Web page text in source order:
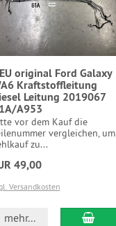
original Ford Galaxy
Kraftstoffleitung
Leitung 2019067
A953
vor dem Kauf die
vergleichen, um
zu...
49,00
Versandkosten
mehr...